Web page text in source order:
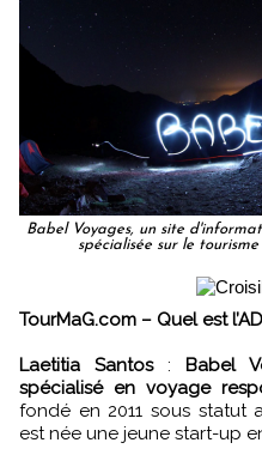
Babel Voyages, un site
spécialisée sur le
TourMaG.com – Quel est
Laetitia Santos: Babel
spécialisé en voyage
fondé en 2011 sous statut
est née une jeune start-up